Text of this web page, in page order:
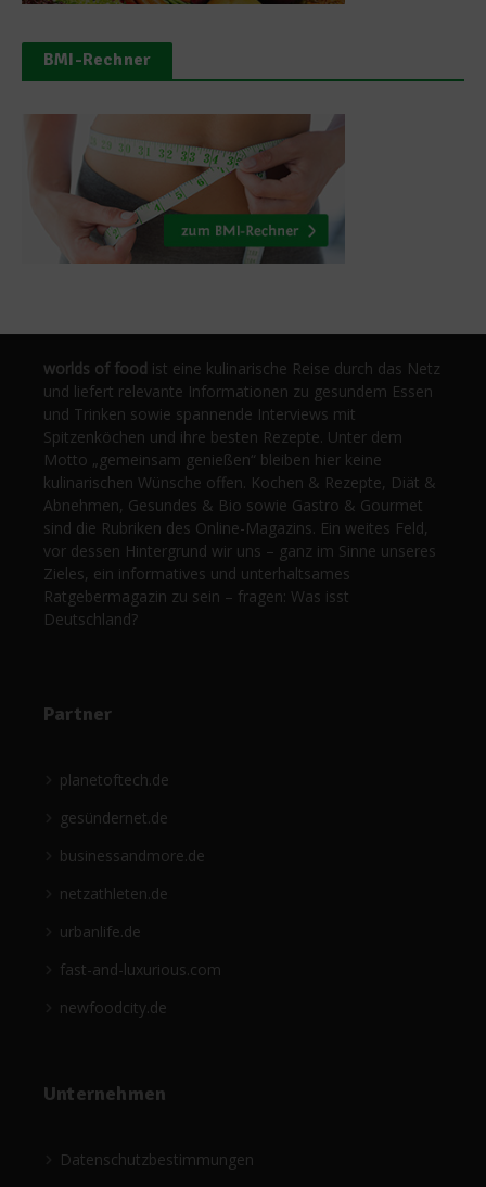
BMI-Rechner
worlds of food ist eine kulinarische Reise durch das Netz
und liefert relevante Informationen zu gesundem Essen
und Trinken sowie spannende Interviews mit
Spitzenköchen und ihre besten Rezepte. Unter dem
Motto „gemeinsam genießen“ bleiben hier keine
kulinarischen Wünsche offen. Kochen & Rezepte, Diät &
Abnehmen, Gesundes & Bio sowie Gastro & Gourmet
sind die Rubriken des Online-Magazins. Ein weites Feld,
vor dessen Hintergrund wir uns – ganz im Sinne unseres
Zieles, ein informatives und unterhaltsames
Ratgebermagazin zu sein – fragen: Was isst
Deutschland?
Partner
planetoftech.de
gesündernet.de
businessandmore.de
netzathleten.de
urbanlife.de
fast-and-luxurious.com
newfoodcity.de
Unternehmen
Datenschutzbestimmungen